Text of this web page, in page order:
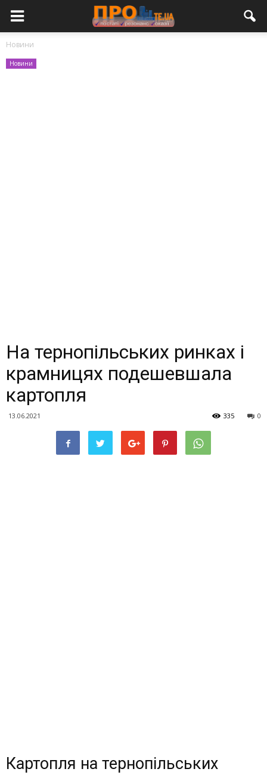
Новини
Новини
На тернопільських ринках і
крамницях подешевшала
картопля
13.06.2021 0
335
Картопля на тернопільських